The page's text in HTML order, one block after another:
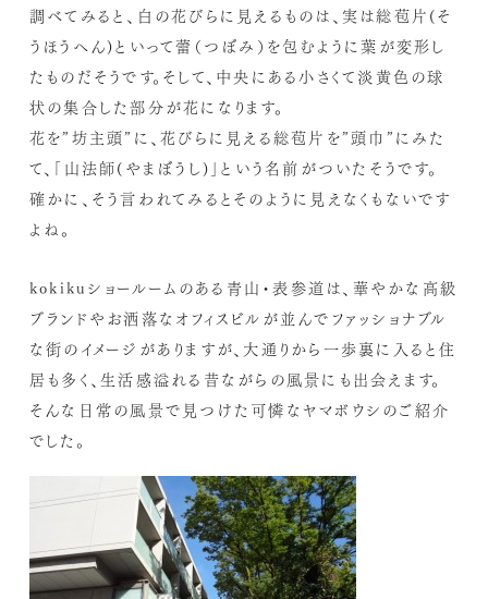
調べてみると、白の花びらに見えるものは、実は総苞片(そ
うほうへん)といって蕾（つぼみ）を包むように葉が変形し
たものだそうです。そして、中央にある小さくて淡黄色の球
状の集合した部分が花になります。
花を”坊主頭”に、花びらに見える総苞片を”頭巾”にみた
て、「山法師(やまぼうし)」という名前がついたそうです。
確かに、そう言われてみるとそのように見えなくもないです
よね。
kokikuショールームのある青山・表参道は、華やかな高級
ブランドやお洒落なオフィスビルが並んでファッショナブル
な街のイメージがありますが、大通りから一歩裏に入ると住
居も多く、生活感溢れる昔ながらの風景にも出会えます。
そんな日常の風景で見つけた可憐なヤマボウシのご紹介
でした。